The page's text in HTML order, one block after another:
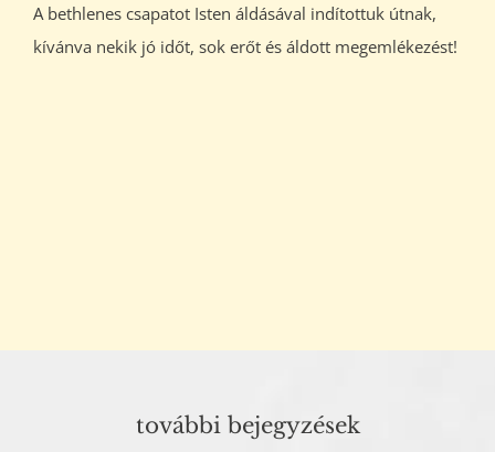
A bethlenes csapatot Isten áldásával indítottuk útnak,
kívánva nekik jó időt, sok erőt és áldott megemlékezést!
további bejegyzések